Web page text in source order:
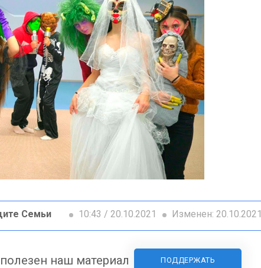
Семьи 10:43 / 20.10.2021 Изменен: 20.10.2021
наш материал ПОДДЕРЖАТЬ